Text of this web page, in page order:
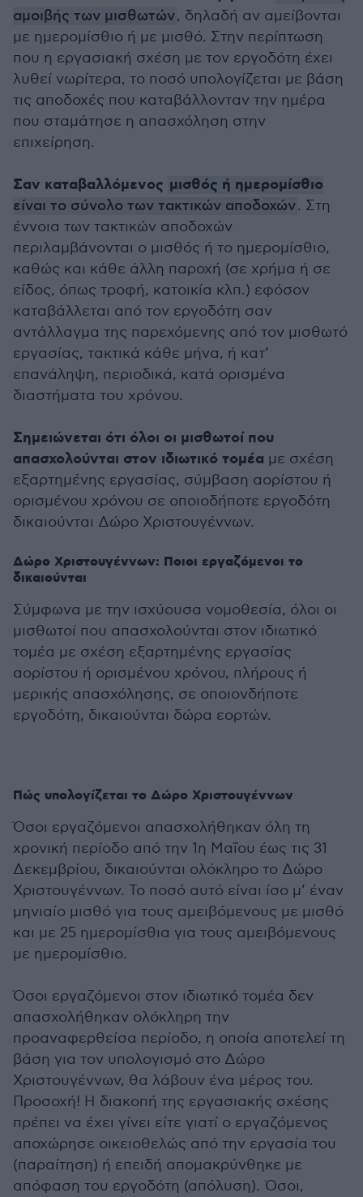
αμοιβής των μισθωτών, δηλαδή αν αμείβονται
με ημερομίσθιο ή με μισθό. Στην περίπτωση
που η εργασιακή σχέση με τον εργοδότη έχει
λυθεί νωρίτερα, το ποσό υπολογίζεται με βάση
τις αποδοχές που καταβάλλονταν την ημέρα
που σταμάτησε η απασχόληση στην
επιχείρηση.
Σαν καταβαλλόμενος μισθός ή ημερομίσθιο
είναι το σύνολο των τακτικών αποδοχών. Στη
έννοια των τακτικών αποδοχών
περιλαμβάνονται ο μισθός ή το ημερομίσθιο,
καθώς και κάθε άλλη παροχή (σε χρήμα ή σε
είδος, όπως τροφή, κατοικία κλπ.) εφόσον
καταβάλλεται από τον εργοδότη σαν
αντάλλαγμα της παρεχόμενης από τον μισθωτό
εργασίας, τακτικά κάθε μήνα, ή κατ’
επανάληψη, περιοδικά, κατά ορισμένα
διαστήματα του χρόνου.
Σημειώνεται ότι όλοι οι μισθωτοί που
απασχολούνται στον ιδιωτικό τομέα με σχέση
εξαρτημένης εργασίας, σύμβαση αορίστου ή
ορισμένου χρόνου σε οποιοδήποτε εργοδότη
δικαιούνται Δώρο Χριστουγέννων.
Δώρο Χριστουγέννων: Ποιοι εργαζόμενοι το
δικαιούνται
Σύμφωνα με την ισχύουσα νομοθεσία, όλοι οι
μισθωτοί που απασχολούνται στον ιδιωτικό
τομέα με σχέση εξαρτημένης εργασίας
αορίστου ή ορισμένου χρόνου, πλήρους ή
μερικής απασχόλησης, σε οποιονδήποτε
εργοδότη, δικαιούνται δώρα εορτών.
Πώς υπολογίζεται το Δώρο Χριστουγέννων
Όσοι εργαζόμενοι απασχολήθηκαν όλη τη
χρονική περίοδο από την 1η Μαΐου έως τις 31
Δεκεμβρίου, δικαιούνται ολόκληρο το Δώρο
Χριστουγέννων. Το ποσό αυτό είναι ίσο μ’ έναν
μηνιαίο μισθό για τους αμειβόμενους με μισθό
και με 25 ημερομίσθια για τους αμειβόμενους
με ημερομίσθιο.
Όσοι εργαζόμενοι στον ιδιωτικό τομέα δεν
απασχολήθηκαν ολόκληρη την
προαναφερθείσα περίοδο, η οποία αποτελεί τη
βάση για τον υπολογισμό στο Δώρο
Χριστουγέννων, θα λάβουν ένα μέρος του.
Προσοχή! Η διακοπή της εργασιακής σχέσης
πρέπει να έχει γίνει είτε γιατί ο εργαζόμενος
αποχώρησε οικειοθελώς από την εργασία του
(παραίτηση) ή επειδή απομακρύνθηκε με
απόφαση του εργοδότη (απόλυση). Όσοι,